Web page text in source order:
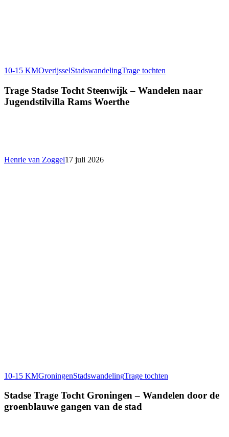
10-15 KMOverijsselStadswandelingTrage tochten
Trage Stadse Tocht Steenwijk – Wandelen naar
Jugendstilvilla Rams Woerthe
Henrie van Zoggel17 juli 2026
10-15 KMGroningenStadswandelingTrage tochten
Stadse Trage Tocht Groningen – Wandelen door de
groenblauwe gangen van de stad